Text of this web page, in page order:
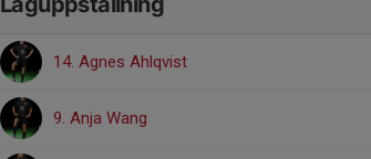
14. Agnes Ahlqvist
9. Anja Wang